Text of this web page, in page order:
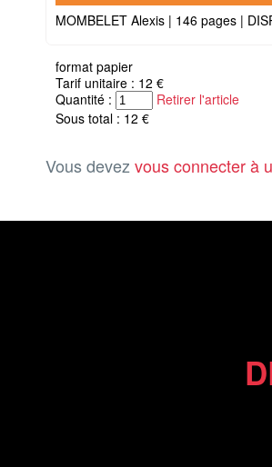
MOMBELET Alexis | 146 pages |
format papier
Tarif unitaire : 12 €
Quantité :
Retirer l'article
Sous total : 12 €
Vous devez vous connecter à